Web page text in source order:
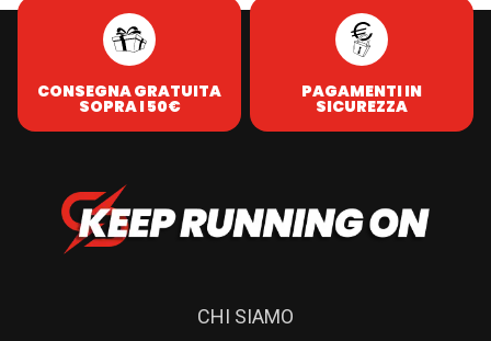
CONSEGNA GRATUITA
SOPRA I 50€
PAGAMENTI IN
SICUREZZA
CHI SIAMO